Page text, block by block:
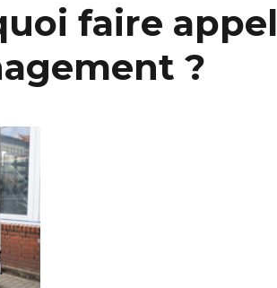
faire appel
?